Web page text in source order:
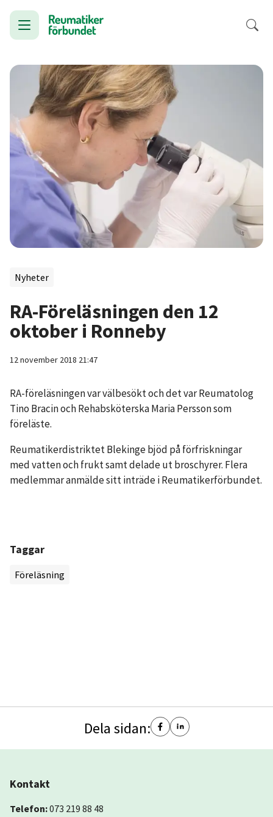
Nyheter
RA-Föreläsningen den 12
oktober i Ronneby
12 november 2018 21:47
RA-föreläsningen var välbesökt och det var Reumatolog
Tino Bracin och Rehabsköterska Maria Persson som
föreläste.
Reumatikerdistriktet Blekinge bjöd på förfriskningar
med vatten och frukt samt delade ut broschyrer. Flera
medlemmar anmälde sitt inträde i Reumatikerförbundet.
Taggar
Föreläsning
Dela sidan:
Kontakt
Telefon:073 219 88 48